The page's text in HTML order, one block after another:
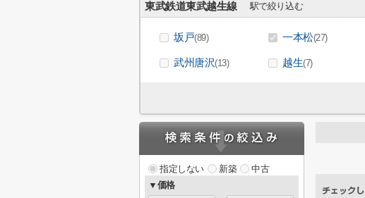
東武鉄道東武越生線 駅で絞り込む
坂戸(89) 一本松(27)
武州唐沢(13) 越生(7)
指定しない 新築
中古
▼価格